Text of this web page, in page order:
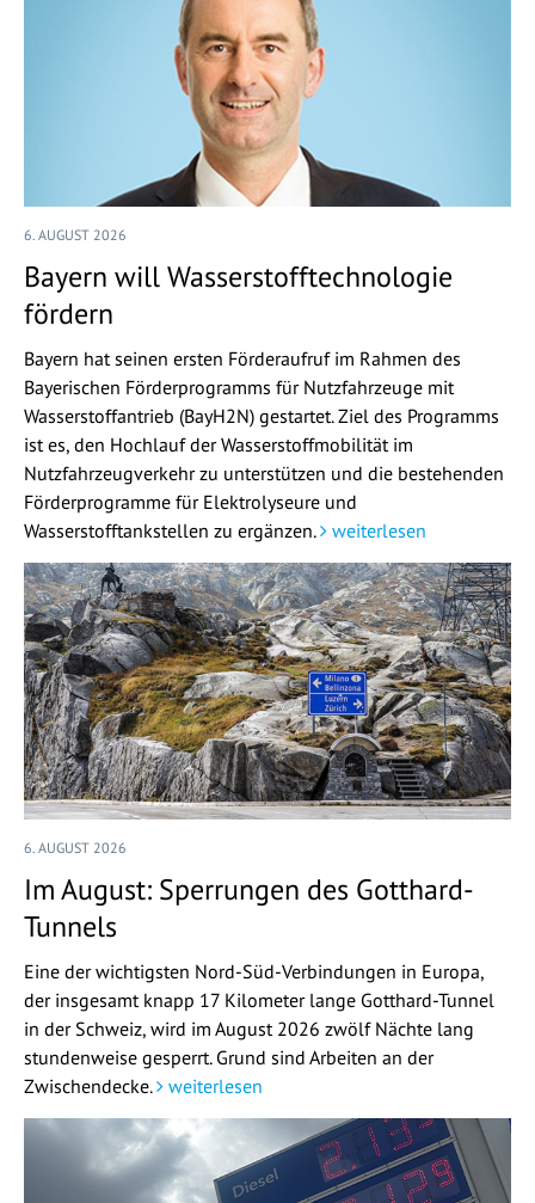
6. AUGUST 2026
Bayern will Wasserstofftechnologie
fördern
Bayern hat seinen ersten Förderaufruf im Rahmen des
Bayerischen Förderprogramms für Nutzfahrzeuge mit
Wasserstoffantrieb (BayH2N) gestartet. Ziel des Programms
ist es, den Hochlauf der Wasserstoffmobilität im
Nutzfahrzeugverkehr zu unterstützen und die bestehenden
Förderprogramme für Elektrolyseure und
Wasserstofftankstellen zu ergänzen.
weiterlesen
6. AUGUST 2026
Im August: Sperrungen des Gotthard-
Tunnels
Eine der wichtigsten Nord-Süd-Verbindungen in Europa,
der insgesamt knapp 17 Kilometer lange Gotthard-Tunnel
in der Schweiz, wird im August 2026 zwölf Nächte lang
stundenweise gesperrt. Grund sind Arbeiten an der
Zwischendecke.
weiterlesen